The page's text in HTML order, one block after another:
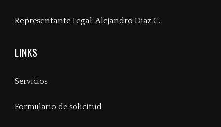
Representante Legal: Alejandro Diaz C.
LINKS
Servicios
Formulario de solicitud